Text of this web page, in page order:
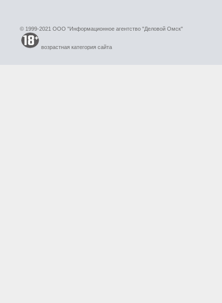
© 1999-2021 ООО "Информационное агентство "Деловой Омск"
возрастная категория сайта